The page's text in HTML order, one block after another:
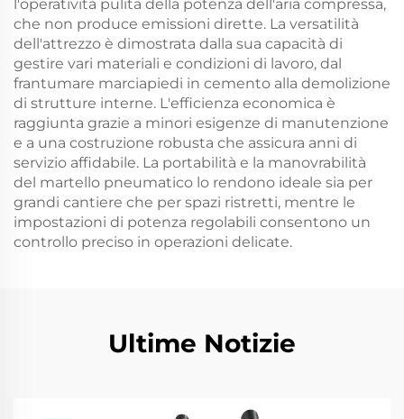
l'operatività pulita della potenza dell'aria compressa,
che non produce emissioni dirette. La versatilità
dell'attrezzo è dimostrata dalla sua capacità di
gestire vari materiali e condizioni di lavoro, dal
frantumare marciapiedi in cemento alla demolizione
di strutture interne. L'efficienza economica è
raggiunta grazie a minori esigenze di manutenzione
e a una costruzione robusta che assicura anni di
servizio affidabile. La portabilità e la manovrabilità
del martello pneumatico lo rendono ideale sia per
grandi cantiere che per spazi ristretti, mentre le
impostazioni di potenza regolabili consentono un
controllo preciso in operazioni delicate.
Ultime Notizie